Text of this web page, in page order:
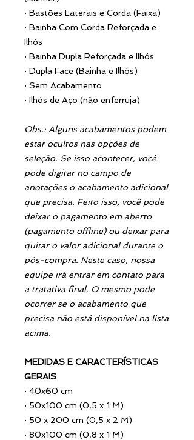
· Bastões Laterais e Corda (Faixa)
· Bainha Com Corda Reforçada e
Ilhós
· Bainha Dupla Reforçada e Ilhós
· Dupla Face (Bainha e Ilhós)
· Sem Acabamento
· Ilhós de Aço (não enferruja)
Obs.: Alguns acabamentos podem
estar ocultos nas opções de
seleção. Se isso acontecer, você
pode digitar no campo de
anotações o acabamento adicional
que precisa. Feito isso, você pode
deixar o pagamento em aberto
(pagamento offline) ou deixar para
quitar o valor adicional durante o
pós-compra. Neste caso, nossa
equipe irá entrar em contato para
a tratativa final. O mesmo pode
ocorrer se o acabamento que
precisa não está disponível na lista
acima.
MEDIDAS E CARACTERÍSTICAS
GERAIS
· 40x60 cm
· 50x100 cm (0,5 x 1 M)
· 50 x 200 cm (0,5 x 2 M)
· 80x100 cm (0,8 x 1 M)